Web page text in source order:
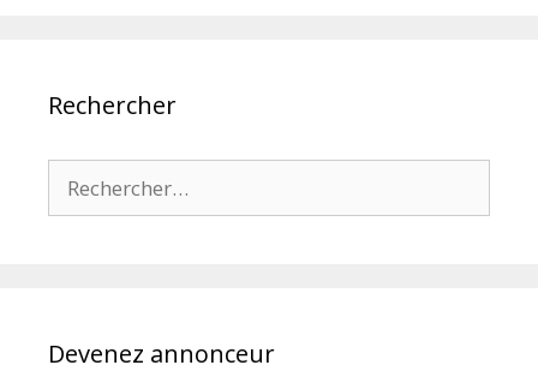
Rechercher
Devenez annonceur